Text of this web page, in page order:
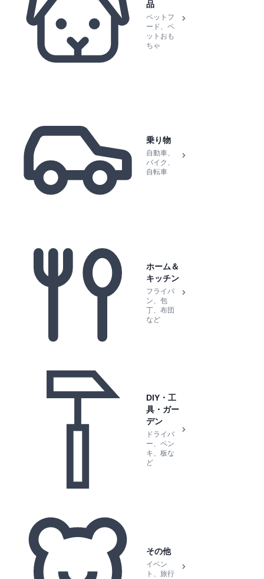
品
ペットフ
ード、ペ
ットおも
ちゃ
乗り物
自動車、
バイク、
自転車
ホーム＆
キッチン
フライパ
ン、包
丁、布団
など
DIY・工
具・ガー
デン
ドライバ
ー、ペン
キ、板な
ど
その他
イベン
ト、旅行